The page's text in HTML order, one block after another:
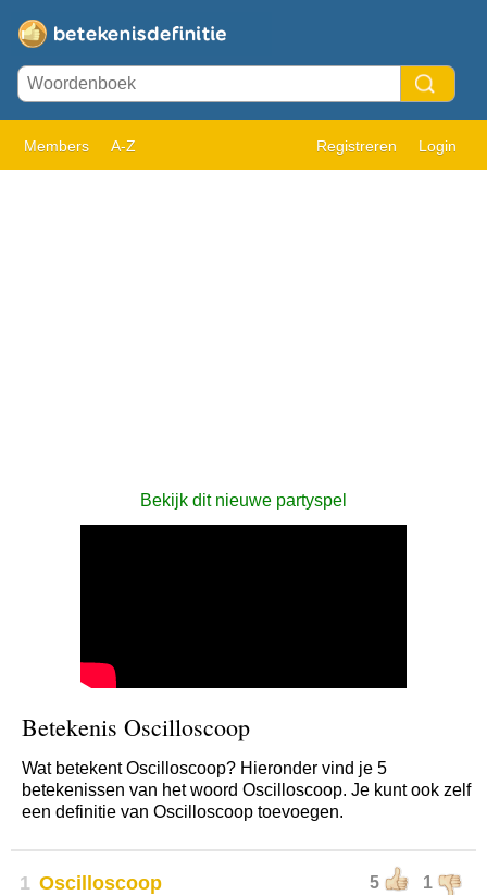
Members A-Z Registreren Login
Bekijk dit nieuwe partyspel
Betekenis Oscilloscoop
Wat betekent Oscilloscoop? Hieronder vind je 5
betekenissen van het woord Oscilloscoop. Je kunt ook zelf
een definitie van Oscilloscoop toevoegen.
1 5 1
Oscilloscoop